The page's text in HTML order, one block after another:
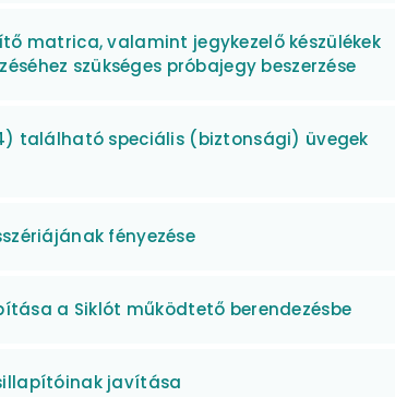
matrica, valamint jegykezelő készülékek
szükséges próbajegy beszerzése
található speciális (biztonsági) üvegek
fényezése
a Siklót működtető berendezésbe
javítása